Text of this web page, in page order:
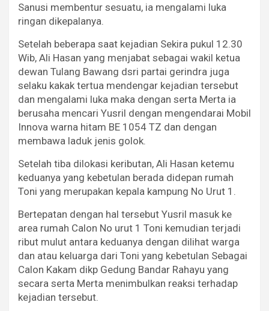
Sanusi membentur sesuatu, ia mengalami luka
ringan dikepalanya.
Setelah beberapa saat kejadian Sekira pukul 12.30
Wib, Ali Hasan yang menjabat sebagai wakil ketua
dewan Tulang Bawang dsri partai gerindra juga
selaku kakak tertua mendengar kejadian tersebut
dan mengalami luka maka dengan serta Merta ia
berusaha mencari Yusril dengan mengendarai Mobil
Innova warna hitam BE 1054 TZ dan dengan
membawa laduk jenis golok.
Setelah tiba dilokasi keributan, Ali Hasan ketemu
keduanya yang kebetulan berada didepan rumah
Toni yang merupakan kepala kampung No Urut 1.
Bertepatan dengan hal tersebut Yusril masuk ke
area rumah Calon No urut 1 Toni kemudian terjadi
ribut mulut antara keduanya dengan dilihat warga
dan atau keluarga dari Toni yang kebetulan Sebagai
Calon Kakam dikp Gedung Bandar Rahayu yang
secara serta Merta menimbulkan reaksi terhadap
kejadian tersebut.